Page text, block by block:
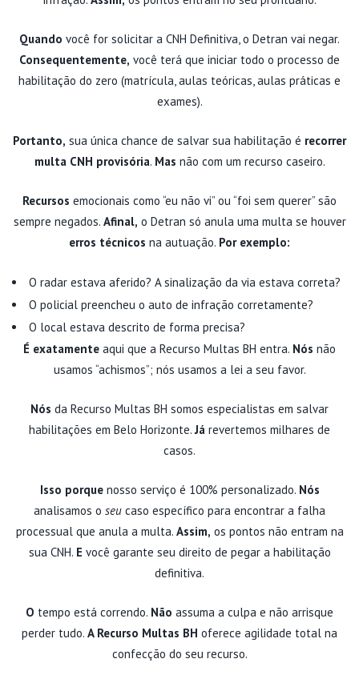
Quando você for solicitar a CNH Definitiva, o Detran vai negar.
Consequentemente, você terá que iniciar todo o processo de
habilitação do zero (matrícula, aulas teóricas, aulas práticas e
exames).
Portanto, sua única chance de salvar sua habilitação é recorrer
multa CNH provisória. Mas não com um recurso caseiro.
Recursos emocionais como “eu não vi” ou “foi sem querer” são
sempre negados. Afinal, o Detran só anula uma multa se houver
erros técnicos na autuação. Por exemplo:
O radar estava aferido? A sinalização da via estava correta?
O policial preencheu o auto de infração corretamente?
O local estava descrito de forma precisa?
É exatamente aqui que a Recurso Multas BH entra. Nós não
usamos “achismos”; nós usamos a lei a seu favor.
Nós da Recurso Multas BH somos especialistas em salvar
habilitações em Belo Horizonte. Já revertemos milhares de
casos.
Isso porquenosso serviço é 100% personalizado. Nós
analisamos o seu caso específico para encontrar a falha
processual que anula a multa. Assim, os pontos não entram na
sua CNH. E você garante seu direito de pegar a habilitação
definitiva.
O tempo está correndo. Não assuma a culpa e não arrisque
perder tudo. A Recurso Multas BH oferece agilidade total na
confecção do seu recurso.